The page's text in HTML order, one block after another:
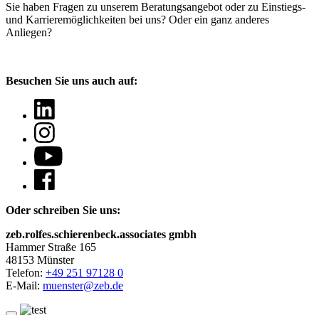
Sie haben Fragen zu unserem Beratungsangebot oder zu Einstiegs-
und Karrieremöglichkeiten bei uns? Oder ein ganz anderes
Anliegen?
Besuchen Sie uns auch auf:
Oder schreiben Sie uns:
zeb.rolfes.schierenbeck.associates gmbh
Hammer Straße 165
48153 Münster
Telefon: +49 251 97128 0
E-Mail: muenster@zeb.de